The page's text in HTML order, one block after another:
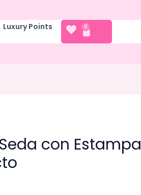
Luxury Points 0
CART
con